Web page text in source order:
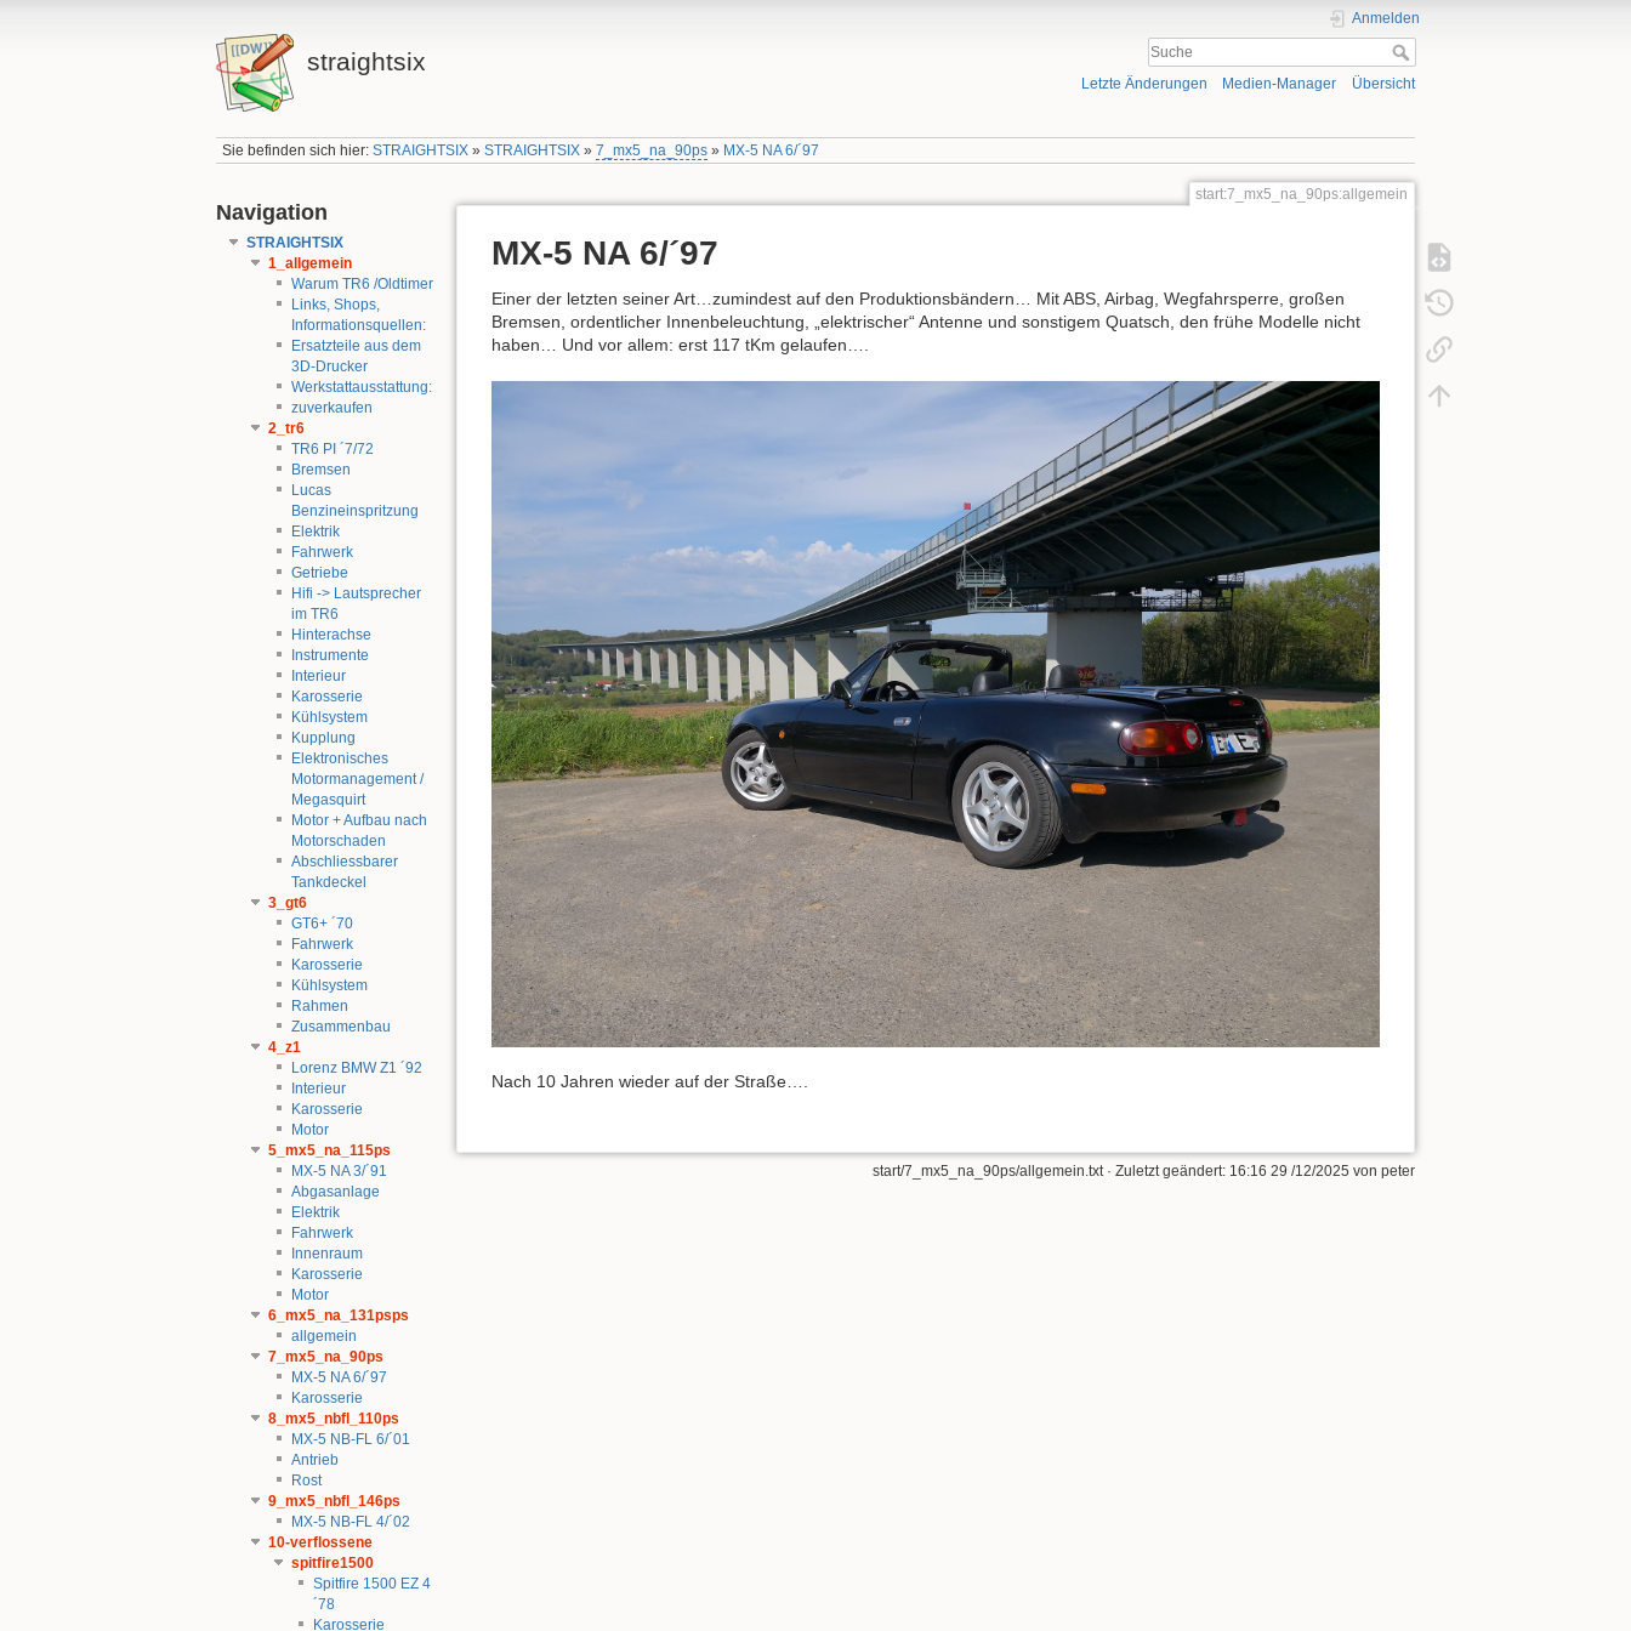
straightsix
Anmelden
Letzte Änderungen Medien-Manager Übersicht
Sie befinden sich hier: STRAIGHTSIX» STRAIGHTSIX» 7_mx5_na_90ps» MX-5 NA 6/´97
Navigation
STRAIGHTSIX
1_allgemein
Warum TR6 /Oldtimer
Links, Shops,
Informationsquellen:
Ersatzteile aus dem
3D-Drucker
Werkstattausstattung:
zuverkaufen
2_tr6
TR6 PI ´7/72
Bremsen
Lucas
Benzineinspritzung
Elektrik
Fahrwerk
Getriebe
Hifi -> Lautsprecher
im TR6
Hinterachse
Instrumente
Interieur
Karosserie
Kühlsystem
Kupplung
Elektronisches
Motormanagement /
Megasquirt
Motor + Aufbau nach
Motorschaden
Abschliessbarer
Tankdeckel
3_gt6
GT6+ ´70
Fahrwerk
Karosserie
Kühlsystem
Rahmen
Zusammenbau
4_z1
Lorenz BMW Z1 ´92
Interieur
Karosserie
Motor
5_mx5_na_115ps
MX-5 NA 3/´91
Abgasanlage
Elektrik
Fahrwerk
Innenraum
Karosserie
Motor
6_mx5_na_131psps
allgemein
7_mx5_na_90ps
MX-5 NA 6/´97
Karosserie
8_mx5_nbfl_110ps
MX-5 NB-FL 6/´01
Antrieb
Rost
9_mx5_nbfl_146ps
MX-5 NB-FL 4/´02
10-verflossene
spitfire1500
Spitfire 1500 EZ 4
´78
Karosserie
start:7_mx5_na_90ps:allgemein
MX-5 NA 6/´97
Einer der letzten seiner Art…zumindest auf den Produktionsbändern… Mit ABS, Airbag, Wegfahrsperre, großen
Bremsen, ordentlicher Innenbeleuchtung, „elektrischer“ Antenne und sonstigem Quatsch, den frühe Modelle nicht
haben… Und vor allem: erst 117 tKm gelaufen….
Nach 10 Jahren wieder auf der Straße….
start/7_mx5_na_90ps/allgemein.txt· Zuletzt geändert: 16:16 29 /12/2025 von peter